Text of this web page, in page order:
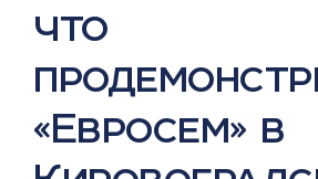
что
«Евросем» в